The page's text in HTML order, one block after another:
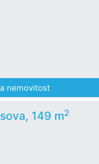
nemovitost
149 m2